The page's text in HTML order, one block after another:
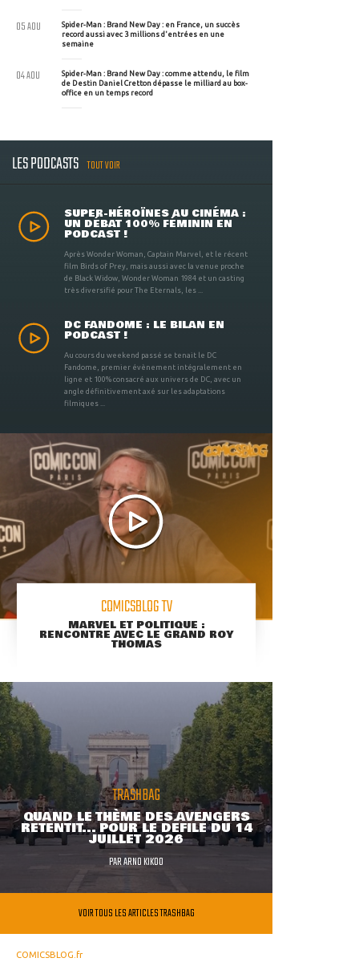
Spider-Man : Brand New Day : en France, un succès
record aussi avec 3 millions d'entrées en une
semaine
05 AOU
Spider-Man : Brand New Day : comme attendu, le film
de Destin Daniel Cretton dépasse le milliard au box-
office en un temps record
04 AOU
LES PODCASTS TOUT VOIR
SUPER-HÉROÏNES AU CINÉMA :
UN DÉBAT 100% FÉMININ EN
PODCAST !
Après Wonder Woman, Captain Marvel, et le récent
film Birds of Prey, mais aussi avec la venue proche
de Black Widow, Wonder Woman 1984 et un casting
très diversifié pour The Eternals, les ...
DC FANDOME : LE BILAN EN
PODCAST !
Au cours du weekend passé se tenait le DC
Fandome, premier évènement intégralement en
ligne et 100% consacré aux univers de DC, avec un
angle définitivement axé sur les adaptations
filmiques ...
COMICSBLOG TV
MARVEL ET POLITIQUE :
RENCONTRE AVEC LE GRAND ROY
THOMAS
TRASHBAG
QUAND LE THÈME DES AVENGERS
RETENTIT... POUR LE DÉFILÉ DU 14
JUILLET 2026
PARARNO KIKOO
VOIR TOUS LES ARTICLES TRASHBAG
COMICSBLOG.fr